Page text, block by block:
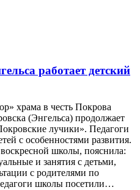
работает детский
храма в честь Покрова
(Энгельса) продолжает
лучики». Педагоги
с особенностями развития.
школы, пояснила:
и занятия с детьми,
с родителями по
школы посетили…